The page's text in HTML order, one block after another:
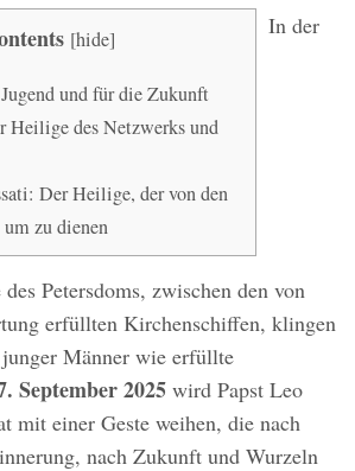
[hide]
und für die Zukunft
Heilige des Netzwerks und
Der Heilige, der von den
zu dienen
In der
Petersdoms, zwischen den von
erfüllten Kirchenschiffen, klingen
Männer wie erfüllte
September 2025 wird Papst Leo
mit einer Geste weihen, die nach
nach Zukunft und Wurzeln